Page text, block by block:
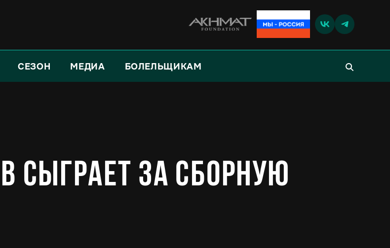
СЕЗОН МЕДИА БОЛЕЛЬЩИКАМ
сыграет за сборную